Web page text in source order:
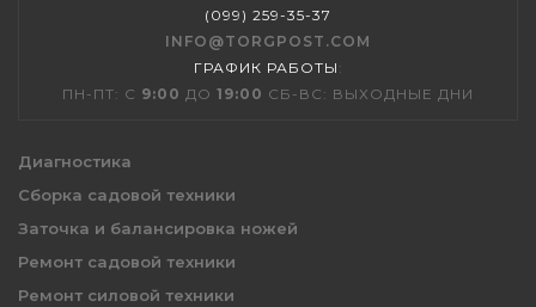
(099) 259-35-37
INFO@TORGPOST.COM
ГРАФИК РАБОТЫ :
ПН-ПТ: С 9:00 ДО 19:00 СБ-ВС: ВЫХОДНЫЕ ДНИ
Диагностика
Сборка садовой техники
Заточка и балансировка ножей
Ремонт садовой техники
Ремонт силовой техники